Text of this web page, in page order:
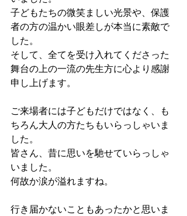
子どもたちの微笑ましい光景や、保護
者の方の温かい眼差しが本当に素敵で
した。
そして、全てを受け入れてくださった
舞台の上の一流の先生方に心より感謝
申し上げます。
ご来場者には子どもだけではなく、も
ちろん大人の方たちもいらっしゃいま
した。
皆さん、昔に思いを馳せていらっしゃ
いました。
何故か涙が溢れますね。
行き届かないこともあったかと思いま